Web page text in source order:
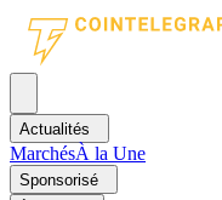
Actualités
MarchésÀ la Une
Sponsorisé